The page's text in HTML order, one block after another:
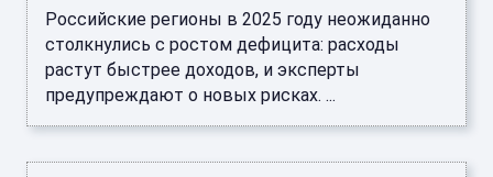
Российские регионы в 2025 году неожиданно
столкнулись с ростом дефицита: расходы
растут быстрее доходов, и эксперты
предупреждают о новых рисках. ...